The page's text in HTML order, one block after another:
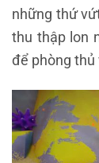
những thứ
thu thập lon
để phòng thủ